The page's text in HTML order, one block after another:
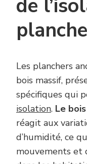
de
Les planchers
bois massif,
spécifiques qui
isolation. Le
réagit aux
d’humidité, ce
mouvements et